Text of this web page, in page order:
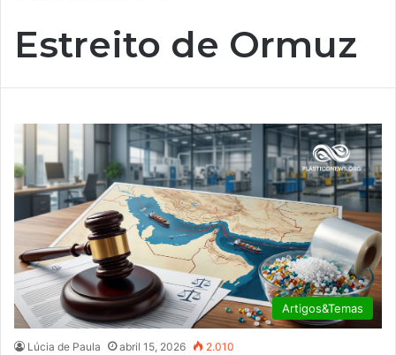
Estreito de Ormuz
Artigos&Temas
Lúcia de Paula abril 15, 2026 2.010